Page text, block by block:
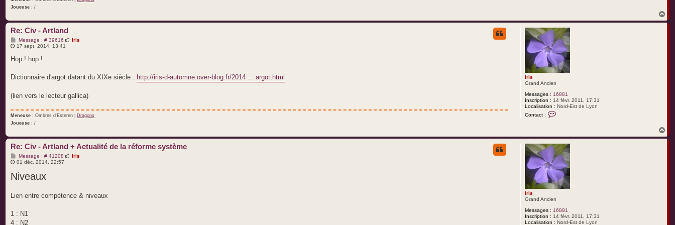
c
t
r
I
r
i
s
Joueuse : /
a
u
Iris
Grand Ancien
Messages : 16881
Inscription : 14 févr. 2011, 17:31
Localisation : Nord-Est de Lyon
Contact :
a
t
e
I
r
s
Re: Civ - Artland
Message : # 39616M
e
e
Iris
17 sept. 2014, 13:41
Hop ! hop !
Dictionnaire d'argot datant du XIXe siècle : http://iris-d-automne.over-blog.fr/2014 ... argot.html
(lien vers le lecteur gallica)
Meneuse : Ombres d'Esteren | Dragons
Joueuse : /
a
u
Iris
Grand Ancien
Messages : 16881
Inscription : 14 févr. 2011, 17:31
Localisation : Nord-Est de Lyon
Re: Civ - Artland + Actualité de la réforme système
Message : # 41208M
e
Iris
01 déc. 2014, 22:57
Niveaux
Lien entre compétence & niveaux
1 : N1
4 : N2